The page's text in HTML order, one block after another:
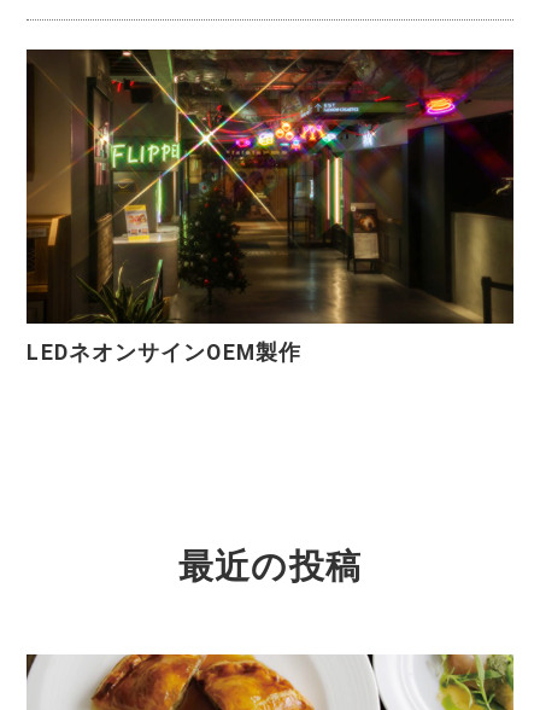
LEDネオンサインOEM製作
最近の投稿